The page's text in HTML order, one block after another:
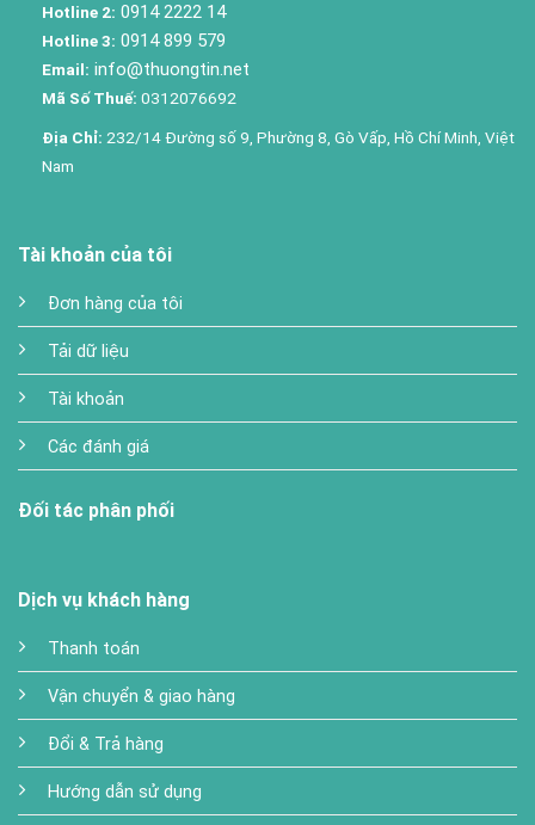
Hotline 2: 0914 2222 14
Hotline 3: 0914 899 579
Email: info@thuongtin.net
Mã Số Thuế: 0312076692
Địa Chỉ: 232/14 Đường số 9, Phường 8, Gò Vấp, Hồ Chí Minh, Việt
Nam
Tài khoản của tôi
Đơn hàng của tôi
Tải dữ liệu
Tài khoản
Các đánh giá
Đối tác phân phối
Dịch vụ khách hàng
Thanh toán
Vận chuyển & giao hàng
Đổi & Trả hàng
Hướng dẫn sử dụng